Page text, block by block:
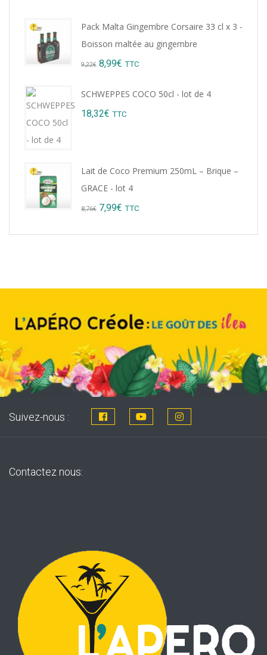
Pack Malta Gingembre Corsaire 33 cl x 3 -
Boisson maltée au gingembre
9,22€ Original
8,99€ Current
TTC
SCHWEPPES COCO 50cl - lot de 4
18,32€ TTC
Lait de Coco Premium 250mL – Brique –
GRACE - lot 4
8,76€ Original
7,99€ Current
TTC
Suivez-nous :
Contactez nous: